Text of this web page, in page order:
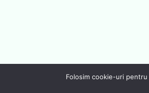
Folosim cookie-uri